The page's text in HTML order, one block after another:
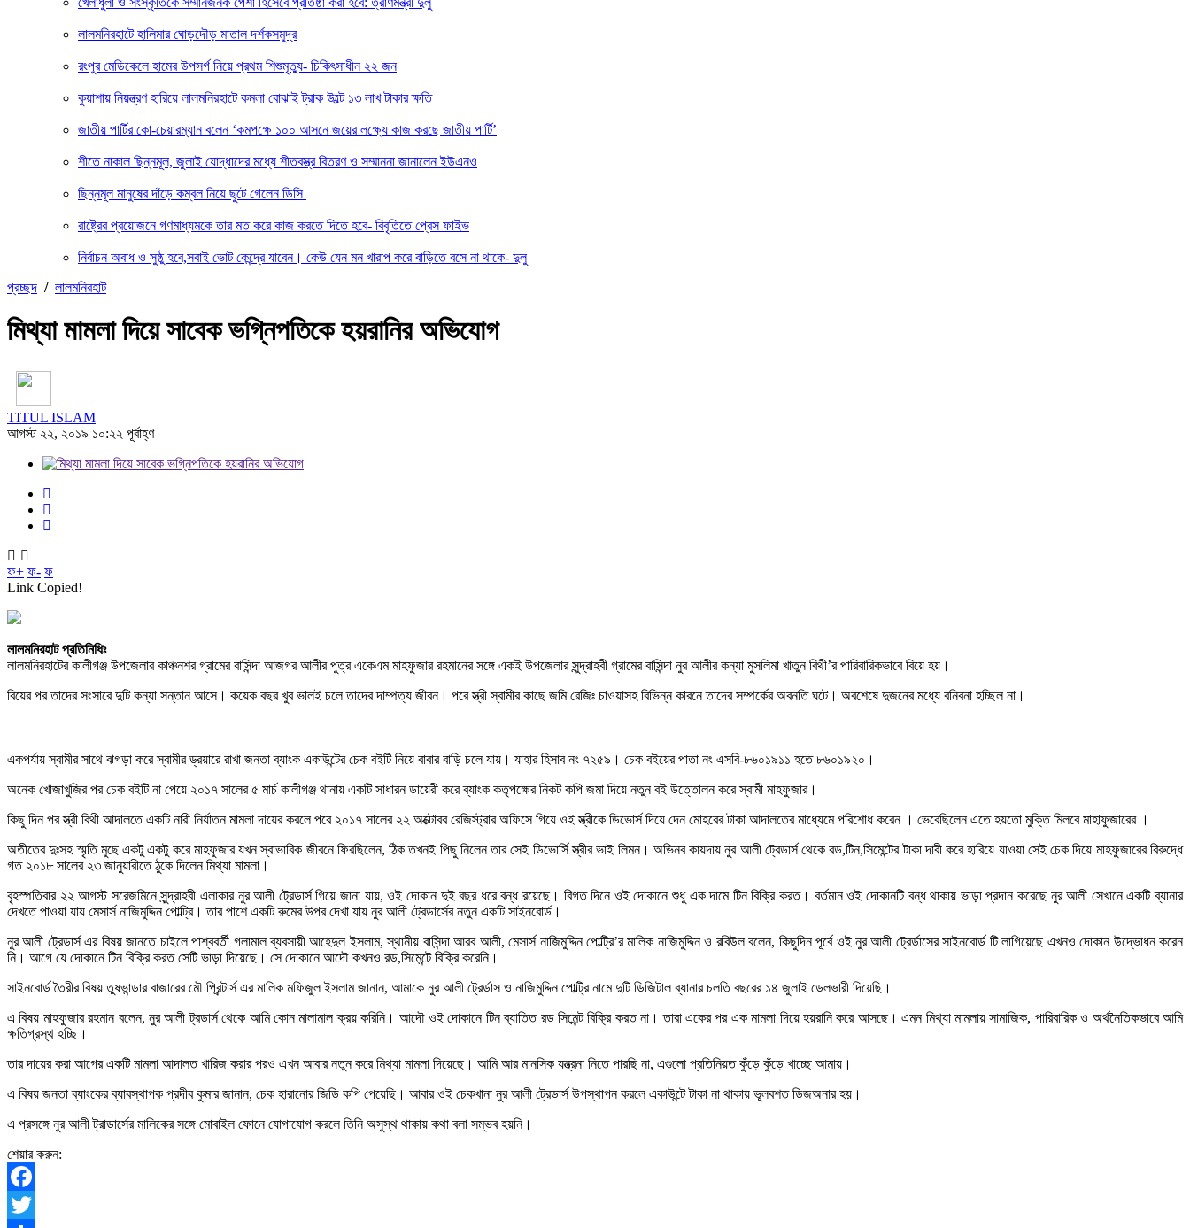
লালমনিরহাটে হালিমার ঘোড়দৌড় মাতাল দর্শকসমুদ্র
রংপুর মেডিকেলে হামের উপসর্গ নিয়ে প্রথম শিশুমৃত্যু- চিকিৎসাধীন ২২ জন
কুয়াশায় নিয়ন্ত্রণ হারিয়ে লালমনিরহাটে কমলা বোঝাই ট্রাক উল্টে ১৩ লাখ টাকার ক্ষতি
জাতীয় পার্টির কো-চেয়ারম্যান বলেন ‘কমপক্ষে ১০০ আসনে জয়ের লক্ষ্যে কাজ করছে জাতীয় পার্টি’
শীতে নাকাল ছিন্নমূল, জুলাই যোদ্ধাদের মধ্যে শীতবস্ত্র বিতরণ ও সম্মাননা জানালেন ইউএনও
ছিন্নমূল মানুষের দাঁড়ে কম্বল নিয়ে ছুটে গেলেন ডিসি
রাষ্ট্রের প্রয়োজনে গণমাধ্যমকে তার মত করে কাজ করতে দিতে হবে- বিবৃতিতে প্রেস ফাইভ
নির্বাচন অবাধ ও সুষ্ঠু হবে,সবাই ভোট কেন্দ্রে যাবেন। কেউ যেন মন খারাপ করে বাড়িতে বসে না থাকে- দুলু
প্রচ্ছদ / লালমনিরহাট
মিথ্যা মামলা দিয়ে সাবেক ভগ্নিপতিকে হয়রানির অভিযোগ
TITUL ISLAM
আগস্ট ২২, ২০১৯ ১০:২২ পূর্বাহ্ণ
ফ+ ফ- ফ
Link Copied!
লালমনিরহাট প্রতিনিধিঃ
লালমনিরহাটের কালীগঞ্জ উপজেলার কাঞ্চনশর গ্রামের বাসিন্দা আজগর আলীর পুত্র একেএম মাহফুজার রহমানের সঙ্গে একই উপজেলার সুন্দ্রাহবী গ্রামের বাসিন্দা নুর আলীর কন্যা মুসলিমা খাতুন বিথী’র পারিবারিকভাবে বিয়ে হয়।
বিয়ের পর তাদের সংসারে দুটি কন্যা সন্তান আসে। কয়েক বছর খুব ভালই চলে তাদের দাম্পত্য জীবন। পরে স্ত্রী স্বামীর কাছে জমি রেজিঃ চাওয়াসহ বিভিন্ন কারনে তাদের সম্পর্কের অবনতি ঘটে। অবশেষে দুজনের মধ্যে বনিবনা হচ্ছিল না।
একপর্যায় স্বামীর সাথে ঝগড়া করে স্বামীর ড্রয়ারে রাখা জনতা ব্যাংক একাউন্টের চেক বইটি নিয়ে বাবার বাড়ি চলে যায়। যাহার হিসাব নং ৭২৫৯। চেক বইয়ের পাতা নং এসবি-৮৬০১৯১১ হতে ৮৬০১৯২০।
অনেক খোজাখুজির পর চেক বইটি না পেয়ে ২০১৭ সালের ৫ মার্চ কালীগঞ্জ থানায় একটি সাধারন ডায়েরী করে ব্যাংক কতৃপক্ষের নিকট কপি জমা দিয়ে নতুন বই উত্তোলন করে স্বামী মাহফুজার।
কিছু দিন পর স্ত্রী বিথী আদালতে একটি নারী নির্যাতন মামলা দায়ের করলে পরে ২০১৭ সালের ২২ অক্টোবর রেজিস্ট্রার অফিসে গিয়ে ওই স্ত্রীকে ডিভোর্স দিয়ে দেন মোহরের টাকা আদালতের মাধ্যেমে পরিশোধ করেন । ভেবেছিলেন এতে হয়তো মুক্তি মিলবে মাহাফুজারের ।
অতীতের দুঃসহ স্মৃতি মুছে একটু একটু করে মাহফুজার যখন স্বাভাবিক জীবনে ফিরছিলেন, ঠিক তখনই পিছু নিলেন তার সেই ডিভোর্সি স্ত্রীর ভাই লিমন। অভিনব কায়দায় নুর আলী ট্রেডার্স থেকে রড,টিন,সিমেন্টের টাকা দাবী করে হারিয়ে যাওয়া সেই চেক দিয়ে মাহফুজারের বিরুদ্ধে
গত ২০১৮ সালের ২৩ জানুয়ারীতে ঠুকে দিলেন মিথ্যা মামলা।
বৃহস্পতিবার ২২ আগস্ট সরেজমিনে সুন্দ্রাহবী এলাকার নুর আলী ট্রেডার্স গিয়ে জানা যায়, ওই দোকান দুই বছর ধরে বন্ধ রয়েছে। বিগত দিনে ওই দোকানে শুধু এক দামে টিন বিক্রি করত। বর্তমান ওই দোকানটি বন্ধ থাকায় ভাড়া প্রদান করেছে নুর আলী সেখানে একটি ব্যানার
দেখতে পাওয়া যায় মেসার্স নাজিমুদ্দিন পোল্ট্রি। তার পাশে একটি রুমের উপর দেখা যায় নুর আলী ট্রেডার্সের নতুন একটি সাইনবোর্ড।
নুর আলী ট্রেডার্স এর বিষয় জানতে চাইলে পাশ্ববর্তী গলামাল ব্যবসায়ী আহেদুল ইসলাম, স্থানীয় বাসিন্দা আরব আলী, মেসার্স নাজিমুদ্দিন পোল্ট্রি’র মালিক নাজিমুদ্দিন ও রবিউল বলেন, কিছুদিন পূর্বে ওই নুর আলী ট্রের্ডাসের সাইনবোর্ড টি লাগিয়েছে এখনও দোকান উদ্ভোধন করেন
নি। আগে যে দোকানে টিন বিক্রি করত সেটি ভাড়া দিয়েছে। সে দোকানে আদৌ কখনও রড,সিমেন্টে বিক্রি করেনি।
সাইনবোর্ড তৈরীর বিষয় তুষভান্ডার বাজারের মৌ প্রিন্টার্স এর মালিক মফিজুল ইসলাম জানান, আমাকে নুর আলী ট্রের্ডাস ও নাজিমুদ্দিন পোল্ট্রি নামে দুটি ডিজিটাল ব্যানার চলতি বছরের ১৪ জুলাই ডেলভারী দিয়েছি।
এ বিষয় মাহফুজার রহমান বলেন, নুর আলী ট্রডার্স থেকে আমি কোন মালামাল ক্রয় করিনি। আদৌ ওই দোকানে টিন ব্যাতিত রড সিমেন্ট বিক্রি করত না। তারা একের পর এক মামলা দিয়ে হয়রানি করে আসছে। এমন মিথ্যা মামলায় সামাজিক, পারিবারিক ও অর্থনৈতিকভাবে আমি
ক্ষতিগ্রস্থ হচ্ছি।
তার দায়ের করা আগের একটি মামলা আদালত খারিজ করার পরও এখন আবার নতুন করে মিথ্যা মামলা দিয়েছে। আমি আর মানসিক যন্ত্রনা নিতে পারছি না, এগুলো প্রতিনিয়ত কুঁড়ে কুঁড়ে খাচ্ছে আমায়।
এ বিষয় জনতা ব্যাংকের ব্যাবস্থাপক প্রদীব কুমার জানান, চেক হারানোর জিডি কপি পেয়েছি। আবার ওই চেকখানা নুর আলী ট্রেডার্স উপস্থাপন করলে একাউন্টে টাকা না থাকায় ভূলবশত ডিজঅনার হয়।
এ প্রসঙ্গে নুর আলী ট্রাডার্সের মালিকের সঙ্গে মোবাইল ফোনে যোগাযোগ করলে তিনি অসুস্থ থাকায় কথা বলা সম্ভব হয়নি।
শেয়ার করুন:
Facebook